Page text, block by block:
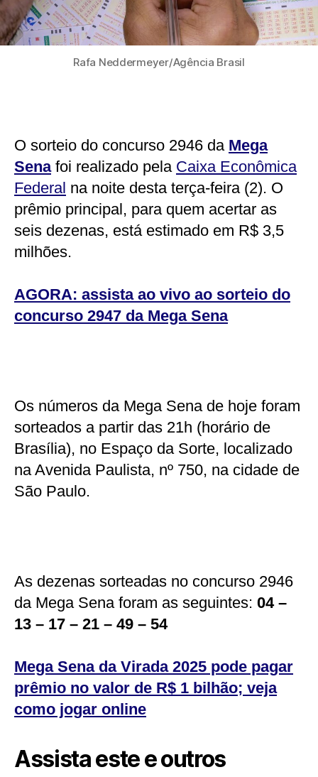
Rafa Neddermeyer/Agência Brasil
O sorteio do concurso 2946 da Mega
Senafoi realizado pela Caixa Econômica
Federal na noite desta terça-feira (2). O
prêmio principal, para quem acertar as
seis dezenas, está estimado em R$ 3,5
milhões.
AGORA: assista ao vivo ao sorteio do
concurso 2947 da Mega Sena
Os números da Mega Sena de hoje foram
sorteados a partir das 21h (horário de
Brasília), no Espaço da Sorte, localizado
na Avenida Paulista, nº 750, na cidade de
São Paulo.
As dezenas sorteadas no concurso 2946
da Mega Sena foram as seguintes: 04 –
13 – 17 – 21 – 49 – 54
Mega Sena da Virada 2025 pode pagar
prêmio no valor de R$ 1 bilhão; veja
como jogar online
Assista este e outros